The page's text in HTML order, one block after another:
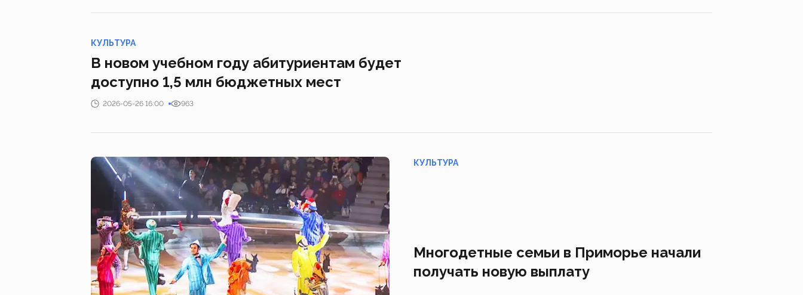
КУЛЬТУРА
В новом учебном году абитуриентам будет
доступно 1,5 млн бюджетных мест
2026-05-26 16:00 963
КУЛЬТУРА
Многодетные семьи в Приморье начали
получать новую выплату